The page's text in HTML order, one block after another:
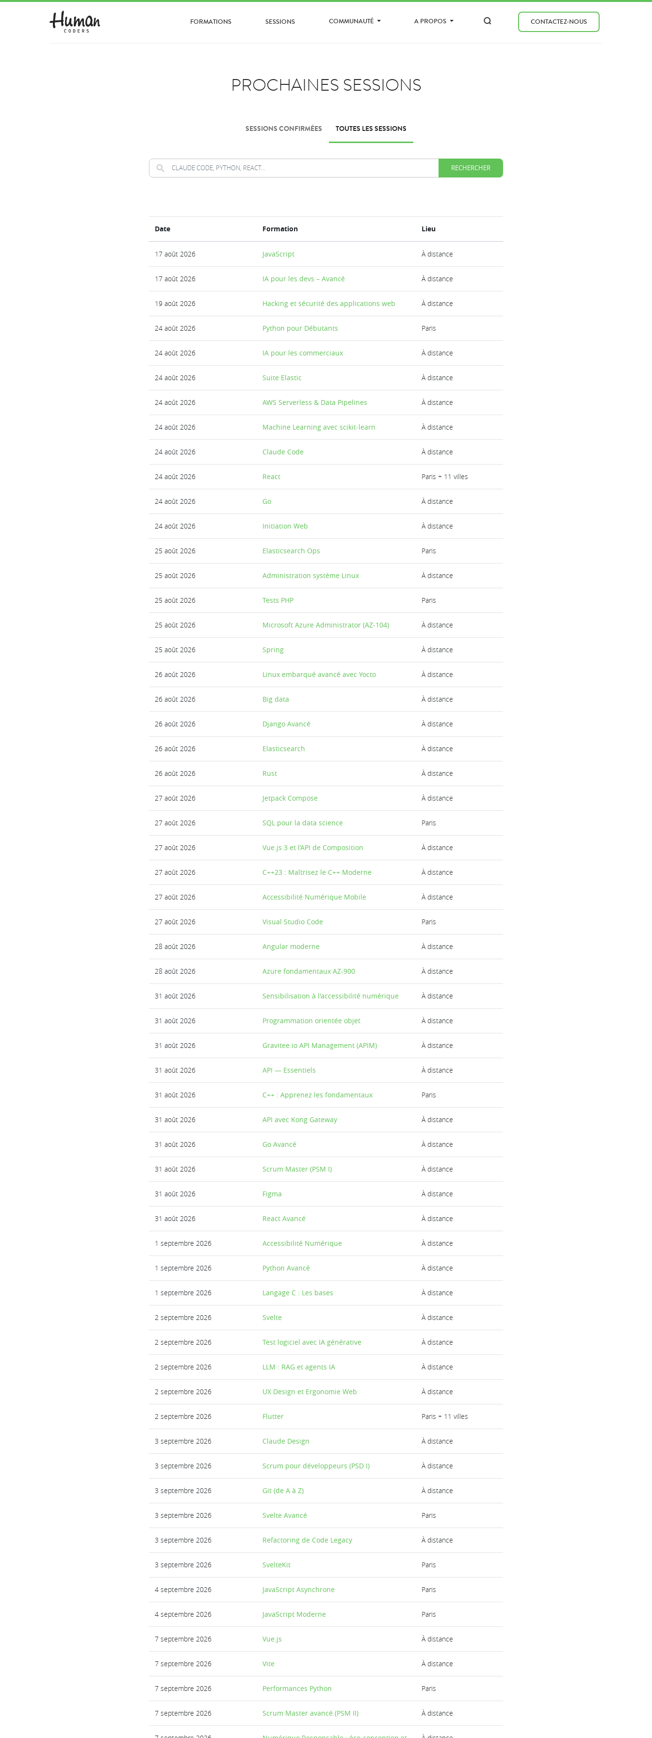
FORMATIONS SESSIONS COMMUNAUTÉ A PROPOS CONTACTEZ-NOUS
PROCHAINES SESSIONS
SESSIONS CONFIRMÉES TOUTES LES SESSIONS
Date Formation Lieu
17 août 2026 JavaScript À distance
17 août 2026 IA pour les devs – Avancé À distance
19 août 2026 Hacking et sécurité des applications web À distance
24 août 2026 Python pour Débutants Paris
24 août 2026 IA pour les commerciaux À distance
24 août 2026 Suite Elastic À distance
24 août 2026 AWS Serverless & Data Pipelines À distance
24 août 2026 Machine Learning avec scikit-learn À distance
24 août 2026 Claude Code À distance
24 août 2026 React Paris + 11 villes
24 août 2026 Go À distance
24 août 2026 Initiation Web À distance
25 août 2026 Elasticsearch Ops Paris
25 août 2026 Administration système Linux À distance
25 août 2026 Tests PHP Paris
25 août 2026 Microsoft Azure Administrator (AZ-104) À distance
25 août 2026 Spring À distance
26 août 2026 Linux embarqué avancé avec Yocto À distance
26 août 2026 Big data À distance
26 août 2026 Django Avancé À distance
26 août 2026 Elasticsearch À distance
26 août 2026 Rust À distance
27 août 2026 Jetpack Compose À distance
27 août 2026 SQL pour la data science Paris
27 août 2026 Vue.js 3 et l’API de Composition À distance
27 août 2026 C++23 : Maîtrisez le C++ Moderne À distance
27 août 2026 Accessibilité Numérique Mobile À distance
27 août 2026 Visual Studio Code Paris
28 août 2026 Angular moderne À distance
28 août 2026 Azure fondamentaux AZ-900 À distance
31 août 2026 Sensibilisation à l'accessibilité numérique À distance
31 août 2026 Programmation orientée objet À distance
31 août 2026 Gravitee.io API Management (APIM) À distance
31 août 2026 API — Essentiels À distance
31 août 2026 C++ : Apprenez les fondamentaux Paris
31 août 2026 API avec Kong Gateway À distance
31 août 2026 Go Avancé À distance
31 août 2026 Scrum Master (PSM I) À distance
31 août 2026 Figma À distance
31 août 2026 React Avancé À distance
1 septembre 2026 Accessibilité Numérique À distance
1 septembre 2026 Python Avancé À distance
1 septembre 2026 Langage C : Les bases À distance
2 septembre 2026 Svelte À distance
2 septembre 2026 Test logiciel avec IA générative À distance
2 septembre 2026 LLM : RAG et agents IA À distance
2 septembre 2026 UX Design et Ergonomie Web À distance
2 septembre 2026 Flutter Paris + 11 villes
3 septembre 2026 Claude Design À distance
3 septembre 2026 Scrum pour développeurs (PSD I) À distance
3 septembre 2026 Git (de A à Z) À distance
3 septembre 2026 Svelte Avancé Paris
3 septembre 2026 Refactoring de Code Legacy À distance
3 septembre 2026 SvelteKit Paris
4 septembre 2026 JavaScript Asynchrone Paris
4 septembre 2026 JavaScript Moderne Paris
7 septembre 2026 Vue.js À distance
7 septembre 2026 Vite À distance
7 septembre 2026 Performances Python Paris
7 septembre 2026 Scrum Master avancé (PSM II) À distance